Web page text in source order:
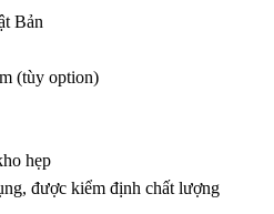
Bản
(tùy option)
hẹp
được kiểm định chất lượng